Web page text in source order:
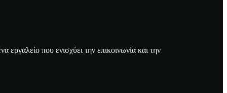
που ενισχύει την επικοινωνία και την